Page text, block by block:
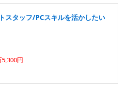
スタッフ/PCスキルを活かしたい
円